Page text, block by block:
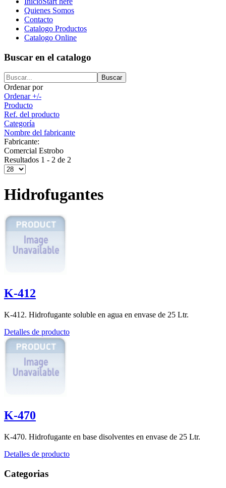
Quienes Somos
Contacto
Catalogo Productos
Catalogo Online
Buscar en el catalogo
Ordenar por
Ordenar +/-
Producto
Ref. del producto
Categoría
Nombre del fabricante
Fabricante:
Comercial Estrobo
Resultados 1 - 2 de 2
Hidrofugantes
K-412
K-412. Hidrofugante soluble en agua en envase de 25 Ltr.
Detalles de producto
K-470
K-470. Hidrofugante en base disolventes en envase de 25 Ltr.
Detalles de producto
Categorias